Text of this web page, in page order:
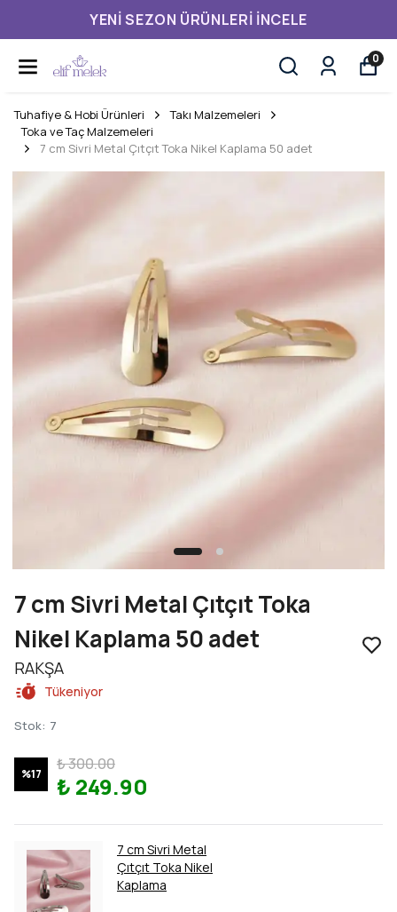
YENI SEZON ÜRÜNLERI İNCELE
0
Tuhafiye & Hobi Ürünleri
Takı Malzemeleri
Toka ve Taç Malzemeleri
7 cm Sivri Metal Çıtçıt Toka Nikel Kaplama 50 adet
7 cm Sivri Metal Çıtçıt Toka
Nikel Kaplama 50 adet
RAKŞA
Tükeniyor
Stok: 7
%17
₺ 300.00
₺ 249.90
7 cm Sivri Metal
Çıtçıt Toka Nikel
Kaplama